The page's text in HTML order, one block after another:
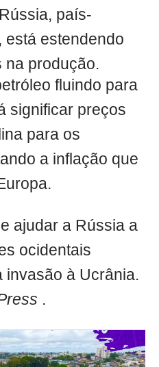
país-
está estendendo
na produção.
fluindo para
significar preços
para os
a inflação que
ajudar a Rússia a
ocidentais
invasão à Ucrânia.
.